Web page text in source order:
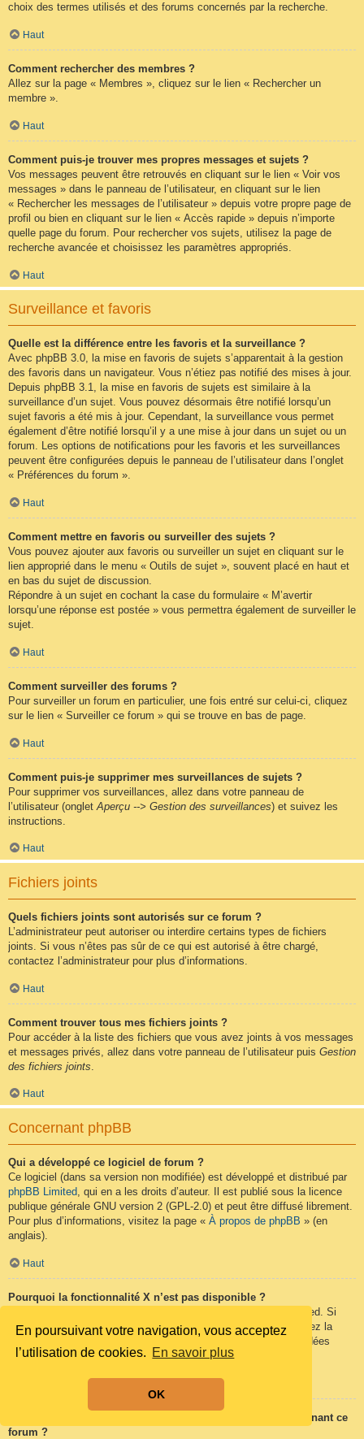
En poursuivant votre navigation, vous acceptez
l’utilisation de cookies. En savoir plus
OK
choix des termes utilisés et des forums concernés par la recherche.
Haut
Comment rechercher des membres ?
Allez sur la page « Membres », cliquez sur le lien « Rechercher un
membre ».
Haut
Comment puis-je trouver mes propres messages et sujets ?
Vos messages peuvent être retrouvés en cliquant sur le lien « Voir vos
messages » dans le panneau de l’utilisateur, en cliquant sur le lien
« Rechercher les messages de l’utilisateur » depuis votre propre page de
profil ou bien en cliquant sur le lien « Accès rapide » depuis n’importe
quelle page du forum. Pour rechercher vos sujets, utilisez la page de
recherche avancée et choisissez les paramètres appropriés.
Haut
Surveillance et favoris
Quelle est la différence entre les favoris et la surveillance ?
Avec phpBB 3.0, la mise en favoris de sujets s’apparentait à la gestion
des favoris dans un navigateur. Vous n’étiez pas notifié des mises à jour.
Depuis phpBB 3.1, la mise en favoris de sujets est similaire à la
surveillance d’un sujet. Vous pouvez désormais être notifié lorsqu’un
sujet favoris a été mis à jour. Cependant, la surveillance vous permet
également d’être notifié lorsqu’il y a une mise à jour dans un sujet ou un
forum. Les options de notifications pour les favoris et les surveillances
peuvent être configurées depuis le panneau de l’utilisateur dans l’onglet
« Préférences du forum ».
Haut
Comment mettre en favoris ou surveiller des sujets ?
Vous pouvez ajouter aux favoris ou surveiller un sujet en cliquant sur le
lien approprié dans le menu « Outils de sujet », souvent placé en haut et
en bas du sujet de discussion.
Répondre à un sujet en cochant la case du formulaire « M’avertir
lorsqu’une réponse est postée » vous permettra également de surveiller le
sujet.
Haut
Comment surveiller des forums ?
Pour surveiller un forum en particulier, une fois entré sur celui-ci, cliquez
sur le lien « Surveiller ce forum » qui se trouve en bas de page.
Haut
Comment puis-je supprimer mes surveillances de sujets ?
Pour supprimer vos surveillances, allez dans votre panneau de
l’utilisateur (onglet Aperçu --> Gestion des surveillances) et suivez les
instructions.
Haut
Fichiers joints
Quels fichiers joints sont autorisés sur ce forum ?
L’administrateur peut autoriser ou interdire certains types de fichiers
joints. Si vous n’êtes pas sûr de ce qui est autorisé à être chargé,
contactez l’administrateur pour plus d’informations.
Haut
Comment trouver tous mes fichiers joints ?
Pour accéder à la liste des fichiers que vous avez joints à vos messages
et messages privés, allez dans votre panneau de l’utilisateur puis Gestion
des fichiers joints
Haut
Concernant phpBB
Qui a développé ce logiciel de forum ?
Ce logiciel (dans sa version non modifiée) est développé et distribué par
phpBB Limited, qui en a les droits d’auteur. Il est publié sous la licence
publique générale GNU version 2 (GPL-2.0) et peut être diffusé librement.
Pour plus d’informations, visitez la page « À propos de phpBB » (en
anglais).
Haut
Pourquoi la fonctionnalité X n’est pas disponible ?
Ce logiciel a été développé et mis sous licence par phpBB Limited. Si
vous pensez qu’une fonctionnalité nécessite d’être ajoutée, visitez la
phpBB Ideas
(en anglais) où vous pouvez voter pour des idées
proposées ou en suggérer de nouvelles.
Qui contacter pour les abus ou les questions légales concernant ce
forum ?